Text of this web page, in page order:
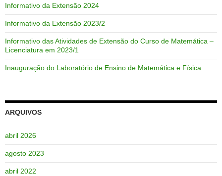
Informativo da Extensão 2024
Informativo da Extensão 2023/2
Informativo das Atividades de Extensão do Curso de Matemática –
Licenciatura em 2023/1
Inauguração do Laboratório de Ensino de Matemática e Física
ARQUIVOS
abril 2026
agosto 2023
abril 2022